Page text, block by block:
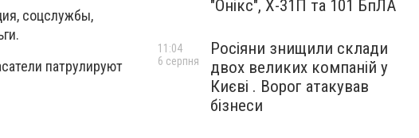
соцслужбы,
патрулируют
"Онікс", Х-31П та 101 БпЛА
Росіяни знищили склади
двох великих компаній у
Києві . Ворог атакував
бізнеси
11:04
6 серпня